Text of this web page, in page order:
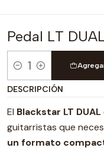
Pedal LT DUAL
Cantidad
DESCRIPCIÓN
El Blackstar LT DUAL
guitarristas que
un formato